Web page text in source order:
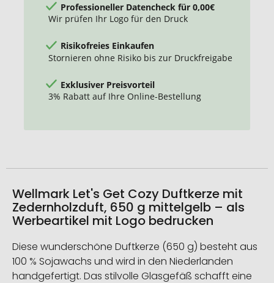
Professioneller Datencheck für 0,00€
Wir prüfen Ihr Logo für den Druck
Risikofreies Einkaufen
Stornieren ohne Risiko bis zur Druckfreigabe
Exklusiver Preisvorteil
3% Rabatt auf Ihre Online-Bestellung
Wellmark Let's Get Cozy Duftkerze mit
Zedernholzduft, 650 g mittelgelb – als
Werbeartikel mit Logo bedrucken
Diese wunderschöne Duftkerze (650 g) besteht aus
100 % Sojawachs und wird in den Niederlanden
handgefertigt. Das stilvolle Glasgefäß schafft eine